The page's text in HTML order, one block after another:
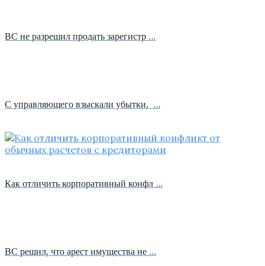
ВС не разрешил продать зарегистр …
С управляющего взыскали убытки, …
Как отличить корпоративный конфл …
ВС решил, что арест имущества не …